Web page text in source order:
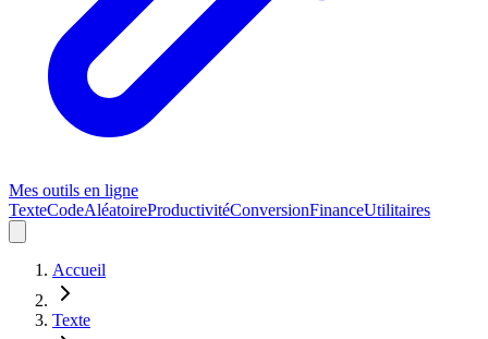
Mes outils en ligne
TexteCodeAléatoireProductivitéConversionFinanceUtilitaires
Accueil
Texte